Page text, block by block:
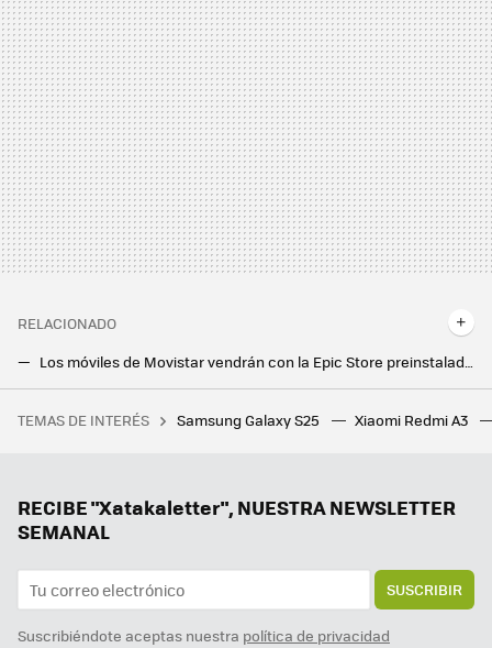
RELACIONADO
Los móviles de Movistar vendrán con la Epic Store preinstalada: acceso fácil a Fortnite para unos, bloatware para otros
La PlayStation 5 Pro ya está aquí, pero yo no la necesito. Así es como juego a la Play desde mi móvil Android
Los afectados por los bloqueos de IP de LaLiga quieren que se anulen: el juzgado ha admitido a trámite su solicitud
TEMAS DE INTERÉS Samsung Galaxy S25 Xiaomi Redmi A3
RECIBE "Xatakaletter", NUESTRA NEWSLETTER
SEMANAL
SUSCRIBIR
Suscribiéndote aceptas nuestra política de privacidad